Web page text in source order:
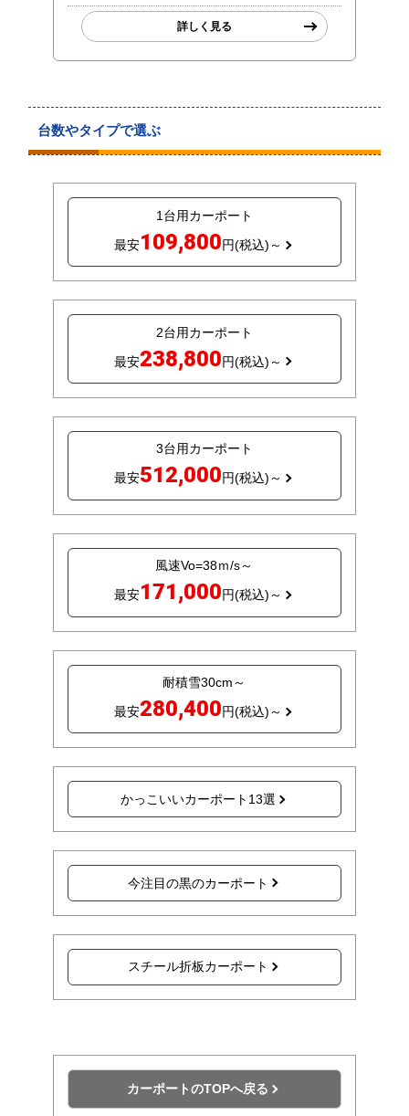
詳しく見る
台数やタイプで選ぶ
1台用カーポート
最安109,800円(税込)～
2台用カーポート
最安238,800円(税込)～
3台用カーポート
最安512,000円(税込)～
風速Vo=38ｍ/s～
最安171,000円(税込)～
耐積雪30cm～
最安280,400円(税込)～
かっこいいカーポート13選
今注目の黒のカーポート
スチール折板カーポート
カーポートのTOPへ戻る